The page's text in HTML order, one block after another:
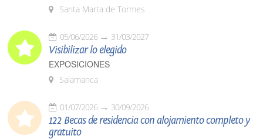
Santa Marta de Tormes
05/06/2026 31/03/2027
Visibilizar lo elegido
EXPOSICIONES
Salamanca
01/07/2026 30/09/2026
122 Becas de residencia con alojamiento completo y
gratuito